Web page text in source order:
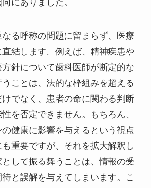
にありました。
る呼称の問題に留まらず、医療
結します。例えば、精神疾患や
針について歯科医師が断定的な
ことは、法的な枠組みを超える
けでなく、患者の命に関わる判断
を否定できません。もちろん、
健康に影響を与えるという視点
重要ですが、それを拡大解釈し
して振る舞うことは、情報の受
と誤解を与えてしまいます。こ